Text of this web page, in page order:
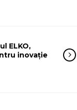
ELKO,
inovație